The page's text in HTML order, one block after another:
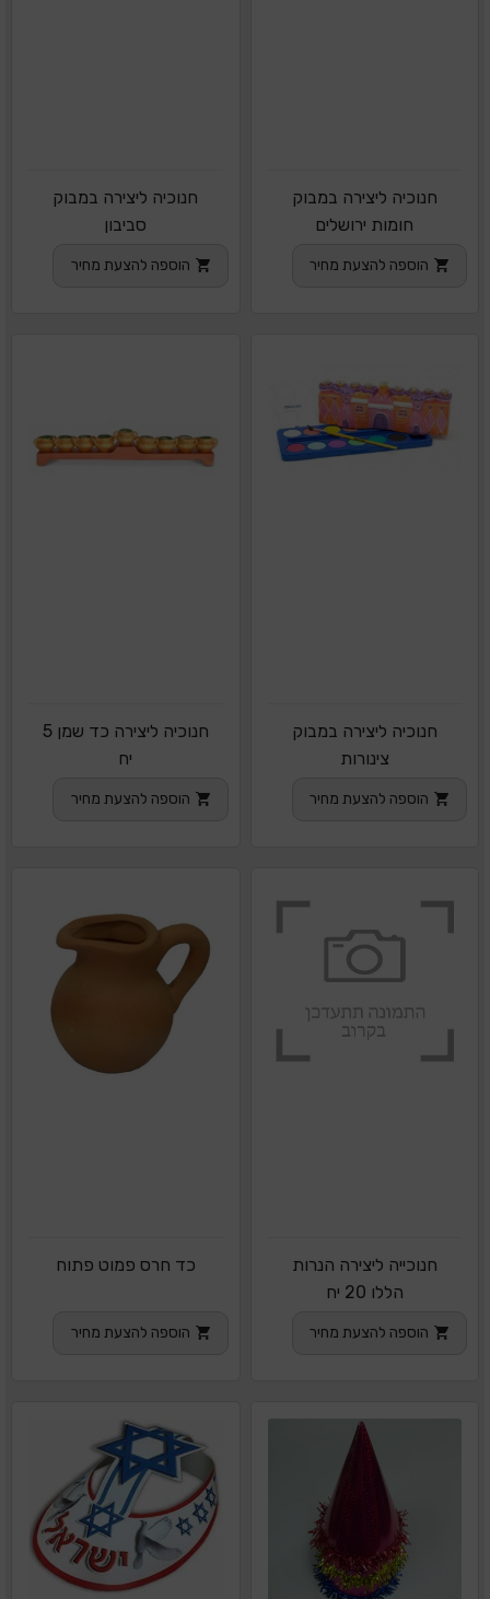
חנוכיה ליצירה במבוק
חומות ירושלים
הוספה להצעת מחיר
חנוכיה ליצירה במבוק
סביבון
הוספה להצעת מחיר
חנוכיה ליצירה במבוק
צינורות
הוספה להצעת מחיר
חנוכיה ליצירה כד שמן 5
יח
הוספה להצעת מחיר
חנוכייה ליצירה הנרות
הללו 20 יח
הוספה להצעת מחיר
כד חרס פמוט פתוח
הוספה להצעת מחיר